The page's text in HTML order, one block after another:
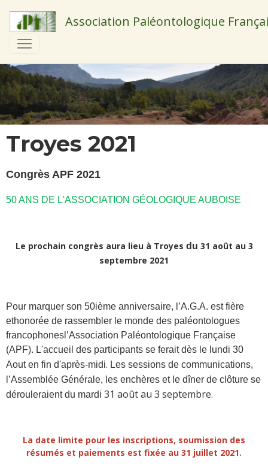
Association Paléontologique
Troyes 2021
Congrès APF 2021
50 ANS DE L'ASSOCIATION GÉOLOGIQUE AUBOISE
Le prochain congrès aura lieu à Troyes du 31 août au 3
septembre 2021
Pour marquer son 50ième anniversaire, l’A.G.A. est fière
ethonorée de rassembler le monde des paléontologues
francophonesl’Association Paléontologique Française
(APF). L'accueil des participants se ferait dès le lundi 30
Aout en fin d'après-midi. Les sessions de communications,
’Assemblée Générale, les enchères et le dîner de clôture se
dérouleraientdu mardi 31 août au 3 septembre.
La date limite pour les inscriptions, soumission des
résumés et paiements est fixée au 31 juillet 2021.